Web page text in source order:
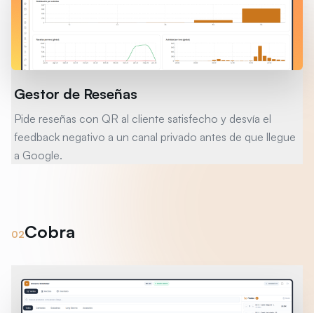
Gestor de Reseñas
Pide reseñas con QR al cliente satisfecho y desvía el
feedback negativo a un canal privado antes de que llegue
a Google.
02Cobra